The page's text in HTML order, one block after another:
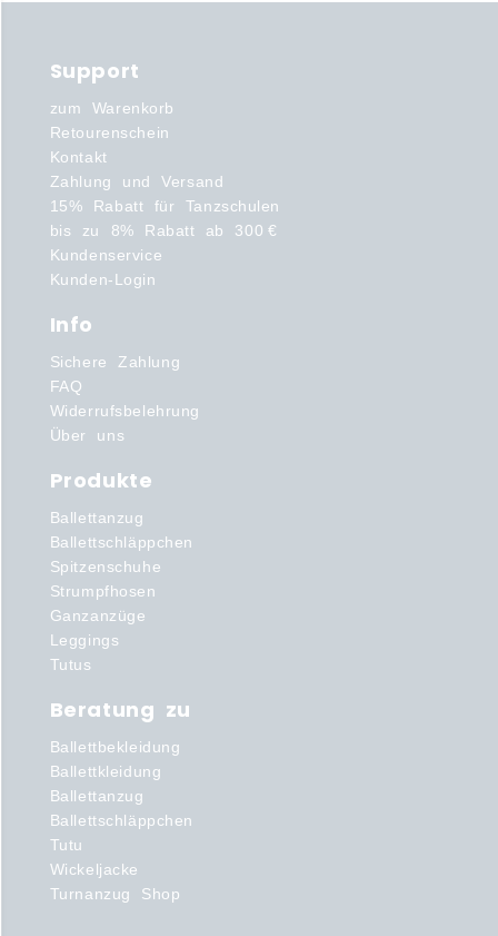
Support
zum Warenkorb
Retourenschein
Kontakt
Zahlung und Versand
15% Rabatt für Tanzschulen
bis zu 8% Rabatt ab 300 €
Kundenservice
Kunden-Login
Info
Sichere Zahlung
FAQ
Widerrufsbelehrung
Über uns
Produkte
Ballettanzug
Ballettschläppchen
Spitzenschuhe
Strumpfhosen
Ganzanzüge
Leggings
Tutus
Beratung zu
Ballettbekleidung
Ballettkleidung
Ballettanzug
Ballettschläppchen
Tutu
Wickeljacke
Turnanzug Shop